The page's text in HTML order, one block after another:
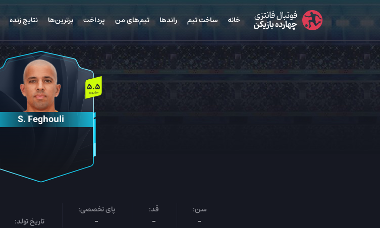
خانه ساخت تیم راندها تیم‌های من پرداخت برترین‌ها نتایج زنده
S. Feghouli
5.5
میلیون
سن:
-
قد:
-
پای تخصصی:
-
تاریخ تولد: